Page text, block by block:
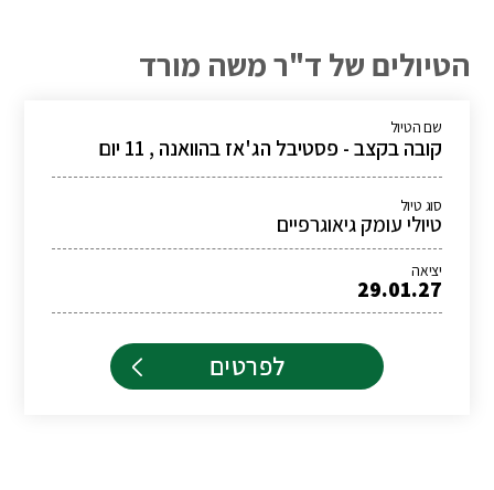
הטיולים של ד"ר משה מורד
שם הטיול
קובה בקצב - פסטיבל הג'אז בהוואנה , 11 יום
סוג טיול
טיולי עומק גיאוגרפיים
יציאה
29.01.27
לפרטים